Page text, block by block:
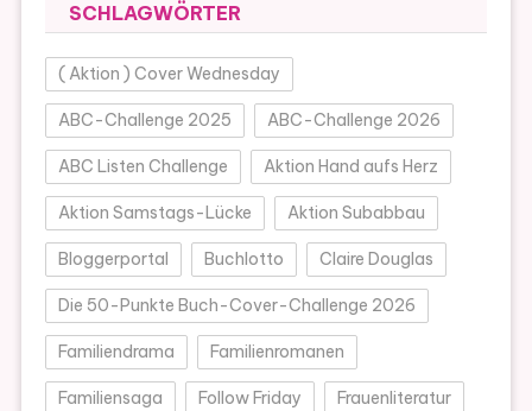
SCHLAGWÖRTER
( Aktion ) Cover Wednesday
ABC-Challenge 2025 ABC-Challenge 2026
ABC Listen Challenge Aktion Hand aufs Herz
Aktion Samstags-Lücke Aktion Subabbau
Bloggerportal Buchlotto Claire Douglas
Die 50-Punkte Buch-Cover-Challenge 2026
Familiendrama Familienromanen
Familiensaga Follow Friday Frauenliteratur